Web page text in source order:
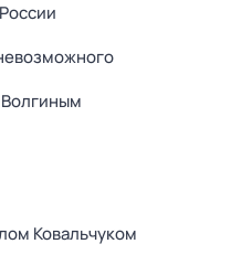
Волгиным
Ковальчуком